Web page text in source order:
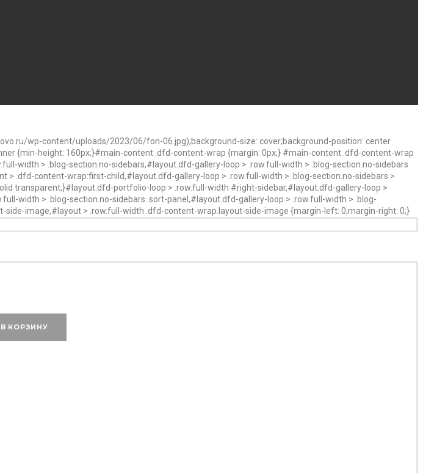
wp-content/uploads/2023/06/fon-06.jpg);background-size: cover;background-position: center
{min-height: 160px;}#main-content .dfd-content-wrap {margin: 0px;} #main-content .dfd-content-wrap
width > .blog-section.no-sidebars,#layout.dfd-gallery-loop > .row.full-width > .blog-section.no-sidebars
.dfd-content-wrap:first-child,#layout.dfd-gallery-loop > .row.full-width > .blog-section.no-sidebars >
transparent;}#layout.dfd-portfolio-loop > .row.full-width #right-sidebar,#layout.dfd-gallery-loop >
width > .blog-section.no-sidebars .sort-panel,#layout.dfd-gallery-loop > .row.full-width > .blog-
image,#layout > .row.full-width .dfd-content-wrap.layout-side-image {margin-left: 0;margin-right: 0;}
КОРЗИНУ